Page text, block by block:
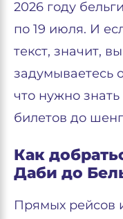
2026 году
по 19 июля. И
текст, значит,
задумываетесь
что нужно
билетов до
Как
Даби до
Прямых рейсов